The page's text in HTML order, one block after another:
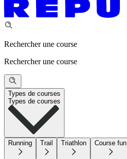
Rechercher une course
Rechercher une course
Types de courses
Types de courses
Running Trail Triathlon Course fun